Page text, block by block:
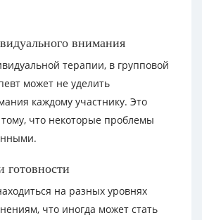
внимания
терапии, в групповой
может не уделить
каждому участнику. Это
что некоторые проблемы
готовности
на разных уровнях
что иногда может стать